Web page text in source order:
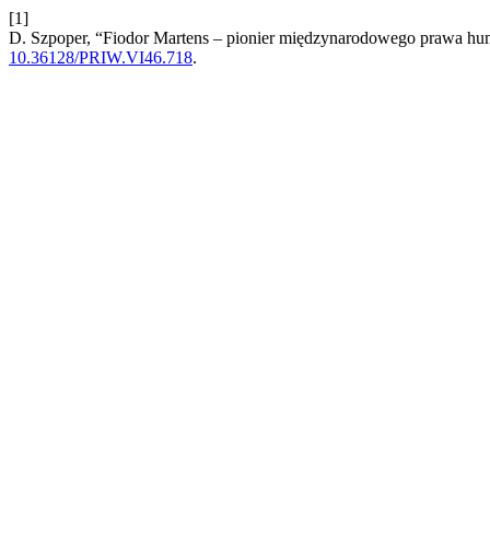
[1]
D. Szpoper, “Fiodor Martens – pionier międzynarodowego prawa
10.36128/PRIW.VI46.718.